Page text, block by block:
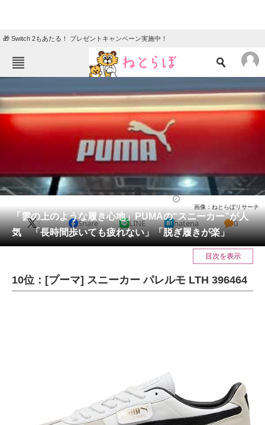
🎁 Switch 2もあたる！ プレゼントキャンペーン実施中！
ねとらぼメニュー
TOP ニュース
エンタメ クイズ
地域
動物 リサーチ
会員記事
メディア
ITの今と未来を見通す
AI活用のいまが分かる
「雲の上のような履き心地」PUMAの“スニーカー”が人
気 「長時間歩いても疲れない」「脱ぎ履きが楽」
画像：ねとらぼリサーチ
X Share LINE hatena 0
目次を表示
10位：[プーマ] スニーカー パレルモ LTH 396464